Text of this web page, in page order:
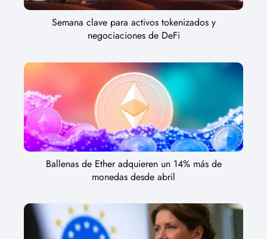
Semana clave para activos tokenizados y
negociaciones de DeFi
Ballenas de Ether adquieren un 14% más de
monedas desde abril